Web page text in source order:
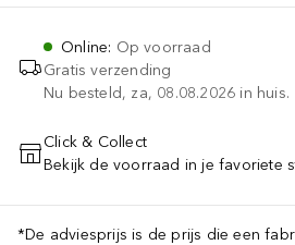
Online: Op voorraad
Gratis verzending
Nu besteld, za, 08.08.2026 in huis.
VOEG TOE AAN
Click & Collect
Bekijk de voorraad in je favoriete
*De adviesprijs is de prijs die een